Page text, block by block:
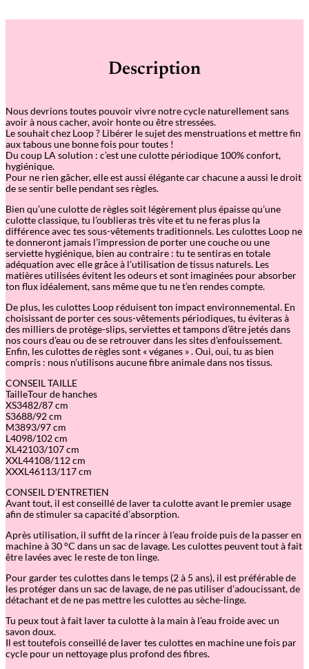
Description
Nous devrions toutes pouvoir vivre notre cycle naturellement sans
avoir à nous cacher, avoir honte ou être stressées.
Le souhait chez Loop ? Libérer le sujet des menstruations et mettre fin
aux tabous une bonne fois pour toutes !
Du coup LA solution : c’est une culotte périodique 100% confort,
hygiénique.
Pour ne rien gâcher, elle est aussi élégante car chacune a aussi le droit
de se sentir belle pendant ses règles.
Bien qu’une culotte de règles soit légèrement plus épaisse qu’une
culotte classique, tu l’oublieras très vite et tu ne feras plus la
différence avec tes sous-vêtements traditionnels. Les culottes Loop ne
te donneront jamais l’impression de porter une couche ou une
serviette hygiénique, bien au contraire : tu te sentiras en totale
adéquation avec elle grâce à l’utilisation de tissus naturels. Les
matières utilisées évitent les odeurs et sont imaginées pour absorber
ton flux idéalement, sans même que tu ne t’en rendes compte.
De plus, les culottes Loop réduisent ton impact environnemental. En
choisissant de porter ces sous-vêtements périodiques, tu éviteras à
des milliers de protège-slips, serviettes et tampons d’être jetés dans
nos cours d’eau ou de se retrouver dans les sites d’enfouissement.
Enfin, les culottes de règles sont « véganes » . Oui, oui, tu as bien
compris : nous n’utilisons aucune fibre animale dans nos tissus.
CONSEIL TAILLE
TailleTour de hanches
XS3482/87 cm
S3688/92 cm
M3893/97 cm
L4098/102 cm
XL42103/107 cm
XXL44108/112 cm
XXXL46113/117 cm
CONSEIL D’ENTRETIEN
Avant tout, il est conseillé de laver ta culotte avant le premier usage
afin de stimuler sa capacité d’absorption.
Après utilisation, il suffit de la rincer à l’eau froide puis de la passer en
machine à 30 °C dans un sac de lavage. Les culottes peuvent tout à fait
être lavées avec le reste de ton linge.
Pour garder tes culottes dans le temps (2 à 5 ans), il est préférable de
les protéger dans un sac de lavage, de ne pas utiliser d’adoucissant, de
détachant et de ne pas mettre les culottes au sèche-linge.
Tu peux tout à fait laver ta culotte à la main à l’eau froide avec un
savon doux.
Il est toutefois conseillé de laver tes culottes en machine une fois par
cycle pour un nettoyage plus profond des fibres.